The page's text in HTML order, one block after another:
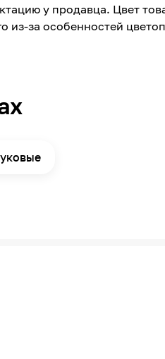
у продавца. Цвет
из-за особенностей